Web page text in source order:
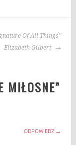
Of All Things”
Elizabeth Gilbert
MIŁOSNE”
ODPOWIEDZ